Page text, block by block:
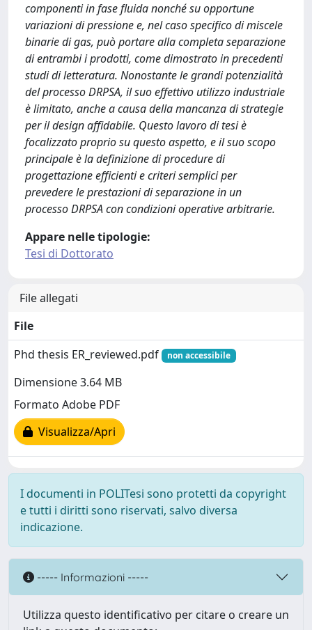
componenti in fase fluida nonché su opportune
variazioni di pressione e, nel caso specifico di miscele
binarie di gas, può portare alla completa separazione
di entrambi i prodotti, come dimostrato in precedenti
studi di letteratura. Nonostante le grandi potenzialità
del processo DRPSA, il suo effettivo utilizzo industriale
è limitato, anche a causa della mancanza di strategie
per il design affidabile. Questo lavoro di tesi è
focalizzato proprio su questo aspetto, e il suo scopo
principale è la definizione di procedure di
progettazione efficienti e criteri semplici per
prevedere le prestazioni di separazione in un
processo DRPSA con condizioni operative arbitrarie.
Appare nelle tipologie:
Tesi di Dottorato
File allegati
File
Phd thesis ER_reviewed.pdf
non accessibile
Dimensione 3.64 MB
Formato Adobe PDF
Visualizza/Apri
I documenti in POLITesi sono protetti da copyright
e tutti i diritti sono riservati, salvo diversa
indicazione.
----- Informazioni -----
Utilizza questo identificativo per citare o creare un